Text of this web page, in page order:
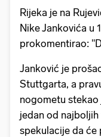
Rijeka je na
Nike Jankovića u
prokomentirao:
Janković je
Stuttgarta, a
nogometu stekao
jedan od najboljih
spekulacije da će